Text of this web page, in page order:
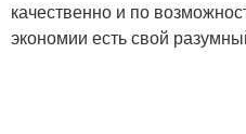
качественно и по
экономии есть свой